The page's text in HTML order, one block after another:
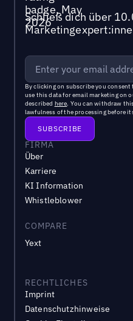
Schließ dich über
By clicking on subscribe you consent
use this data for email marketing on
described here. You can withdraw
lawfulness of the processing before
FIRMA
Über
Karriere
KI Information
Whistleblower
COMPARE
Yext
RECHTLICHES
Imprint
Datenschutzhinweise